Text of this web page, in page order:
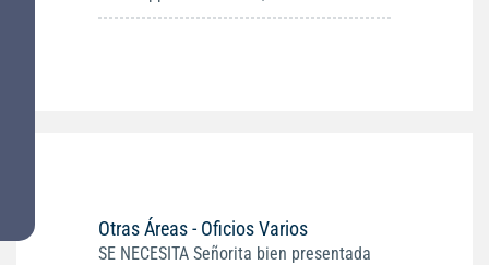
Otras Áreas - Oficios Varios
SE NECESITA Señorita bien presentada